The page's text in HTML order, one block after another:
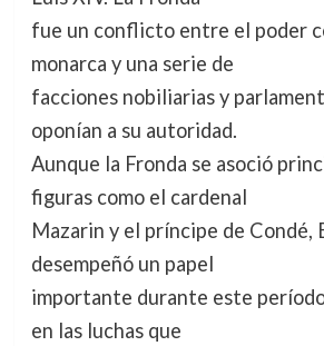
fue un conflicto entre el poder
monarca y una serie de
facciones nobiliarias y
oponían a su autoridad.
Aunque la Fronda se asoció
figuras como el cardenal
Mazarin y el príncipe de Condé,
desempeñó un papel
importante durante este
en las luchas que